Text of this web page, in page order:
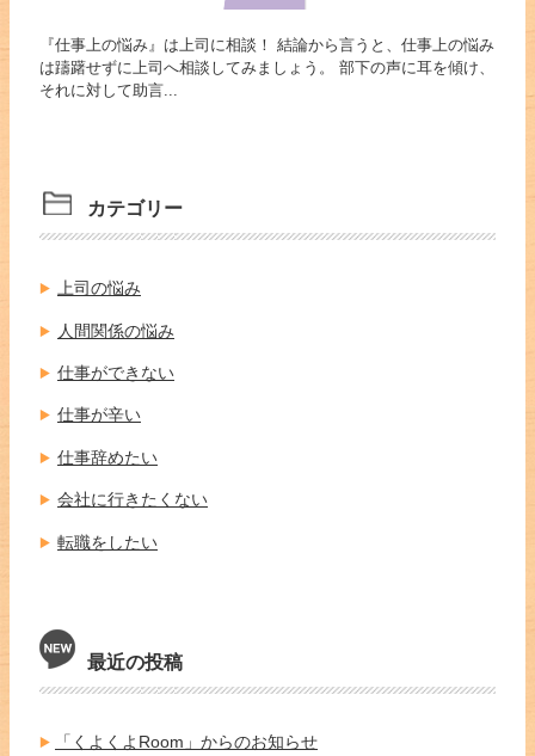
『仕事上の悩み』は上司に相談！ 結論から言うと、仕事上の悩み
は躊躇せずに上司へ相談してみましょう。 部下の声に耳を傾け、
それに対して助言...
カテゴリー
上司の悩み
人間関係の悩み
仕事ができない
仕事が辛い
仕事辞めたい
会社に行きたくない
転職をしたい
最近の投稿
「くよくよRoom」からのお知らせ